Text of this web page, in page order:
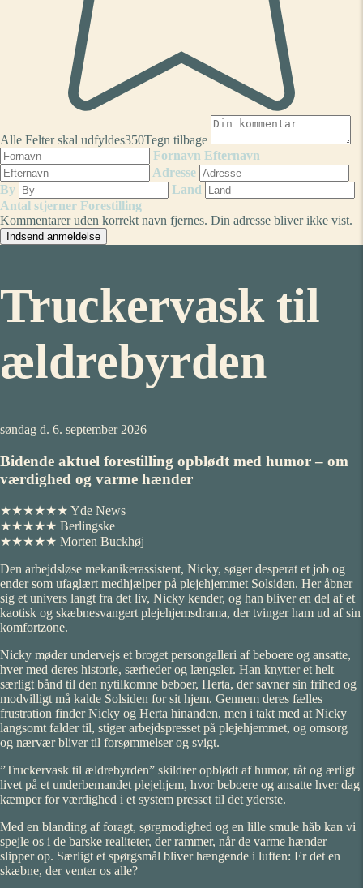
Alle Felter skal udfyldes350Tegn tilbage
Fornavn Efternavn
Adresse
By
Land
Antal stjerner Forestilling
Kommentarer uden korrekt navn fjernes. Din adresse bliver ikke vist.
Truckervask til
ældrebyrden
søndag d. 6. september 2026
Bidende aktuel forestilling opblødt med humor – om
værdighed og varme hænder
★★★★★★ Yde News
★★★★★ Berlingske
★★★★★ Morten Buckhøj
Den arbejdsløse mekanikerassistent, Nicky, søger desperat et job og
ender som ufaglært medhjælper på plejehjemmet Solsiden. Her åbner
sig et univers langt fra det liv, Nicky kender, og han bliver en del af et
kaotisk og skæbnesvangert plejehjemsdrama, der tvinger ham ud af sin
komfortzone.
Nicky møder undervejs et broget persongalleri af beboere og ansatte,
hver med deres historie, særheder og længsler. Han knytter et helt
særligt bånd til den nytilkomne beboer, Herta, der savner sin frihed og
modvilligt må kalde Solsiden for sit hjem. Gennem deres fælles
frustration finder Nicky og Herta hinanden, men i takt med at Nicky
langsomt falder til, stiger arbejdspresset på plejehjemmet, og omsorg
og nærvær bliver til forsømmelser og svigt.
”Truckervask til ældrebyrden” skildrer opblødt af humor, råt og ærligt
livet på et underbemandet plejehjem, hvor beboere og ansatte hver dag
kæmper for værdighed i et system presset til det yderste.
Med en blanding af foragt, sørgmodighed og en lille smule håb kan vi
spejle os i de barske realiteter, der rammer, når de varme hænder
slipper op. Særligt et spørgsmål bliver hængende i luften: Er det en
skæbne, der venter os alle?